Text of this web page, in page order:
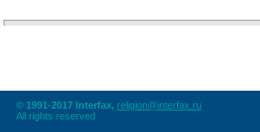
© 1991-2017 Interfax, religion@interfax.ru
All rights reserved